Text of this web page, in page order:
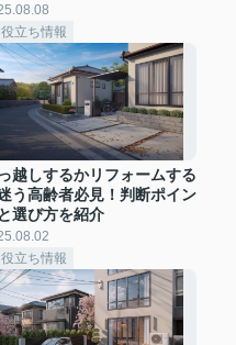
立ち情報
越しするかリフォームする
う高齢者必見！判断ポイン
選び方を紹介
立ち情報